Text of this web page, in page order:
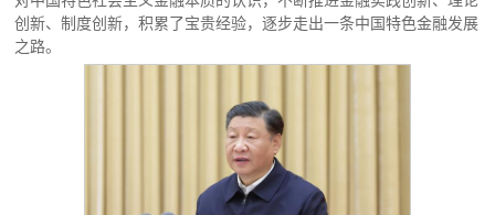
创新、制度创新，积累了宝贵经验，逐步走出一条中国特色金融发展
之路。